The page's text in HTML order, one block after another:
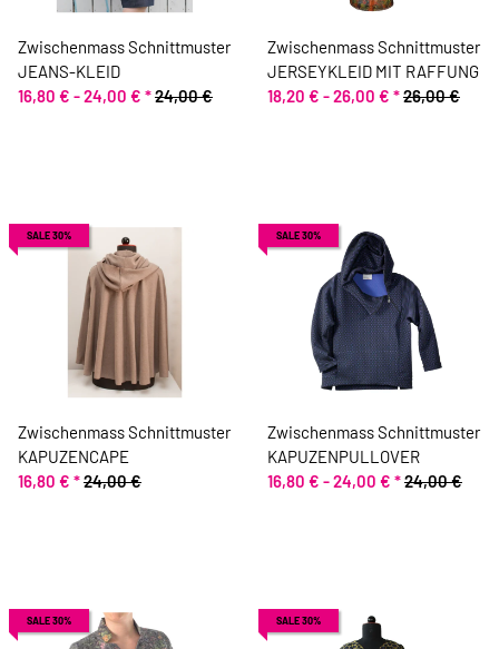
Zwischenmass Schnittmuster
JEANS-KLEID
16,80 € -24,00 € *24,00 €
Zwischenmass Schnittmuster
JERSEYKLEID MIT RAFFUNG
18,20 € -26,00 € *26,00 €
SALE 30%
Zwischenmass Schnittmuster
KAPUZENCAPE
16,80 € *24,00 €
SALE 30%
Zwischenmass Schnittmuster
KAPUZENPULLOVER
16,80 € -24,00 € *24,00 €
SALE 30% SALE 30%